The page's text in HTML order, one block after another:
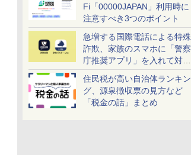
Fi「00000JAPAN」利用時に
注意すべき3つのポイント
急増する国際電話による特殊
詐欺、家族のスマホに「警察
庁推奨アプリ」を入れて対策
しよう！
住民税が高い自治体ランキン
グ、源泉徴収票の見方など
「税金の話」まとめ